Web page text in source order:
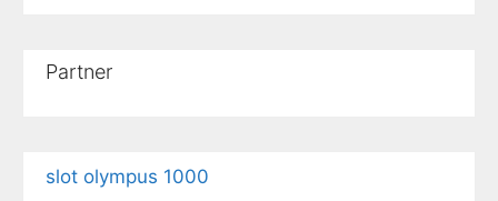
Partner
slot olympus 1000